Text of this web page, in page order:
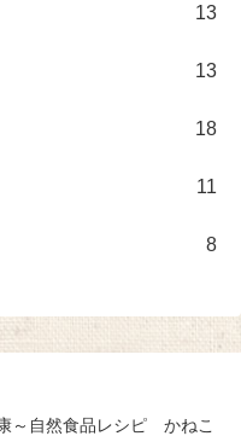
13
13
18
11
8
～自然食品レシピ かねこ